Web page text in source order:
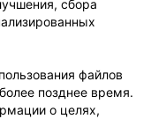
была, но
не
я нашла своих
сбора
файлов
позднее время.
о целях,